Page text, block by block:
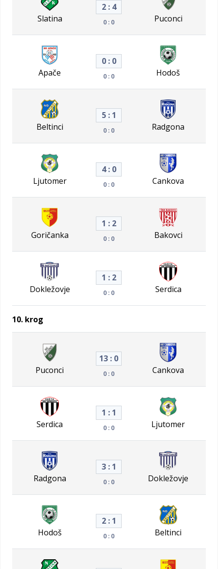
Slatina
2 : 4
0 : 0 Puconci
Apače
0 : 0
0 : 0 Hodoš
Beltinci
5 : 1
0 : 0 Radgona
Ljutomer
4 : 0
0 : 0 Cankova
Goričanka
1 : 2
0 : 0 Bakovci
Dokležovje
1 : 2
0 : 0 Serdica
10. krog
Puconci
13 : 0
0 : 0 Cankova
Serdica
1 : 1
0 : 0 Ljutomer
Radgona
3 : 1
0 : 0 Dokležovje
Hodoš
2 : 1
0 : 0 Beltinci